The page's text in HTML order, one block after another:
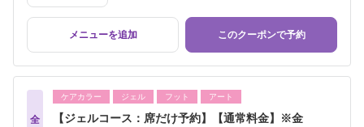
メニューを追加 このクーポンで予約
全
ケアカラー ジェル フット アート
【ジェルコース：席だけ予約】【通常料金】※金